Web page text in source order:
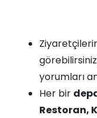
yorumları
Her bir
Restoran,